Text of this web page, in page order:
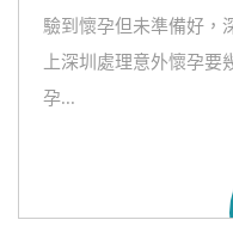
驗到懷孕但未準備好，
上深圳處理意外懷孕
孕...